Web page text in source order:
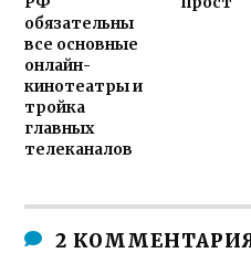
обязательны
все основные
онлайн-
кинотеатры и
тройка
главных
телеканалов
2